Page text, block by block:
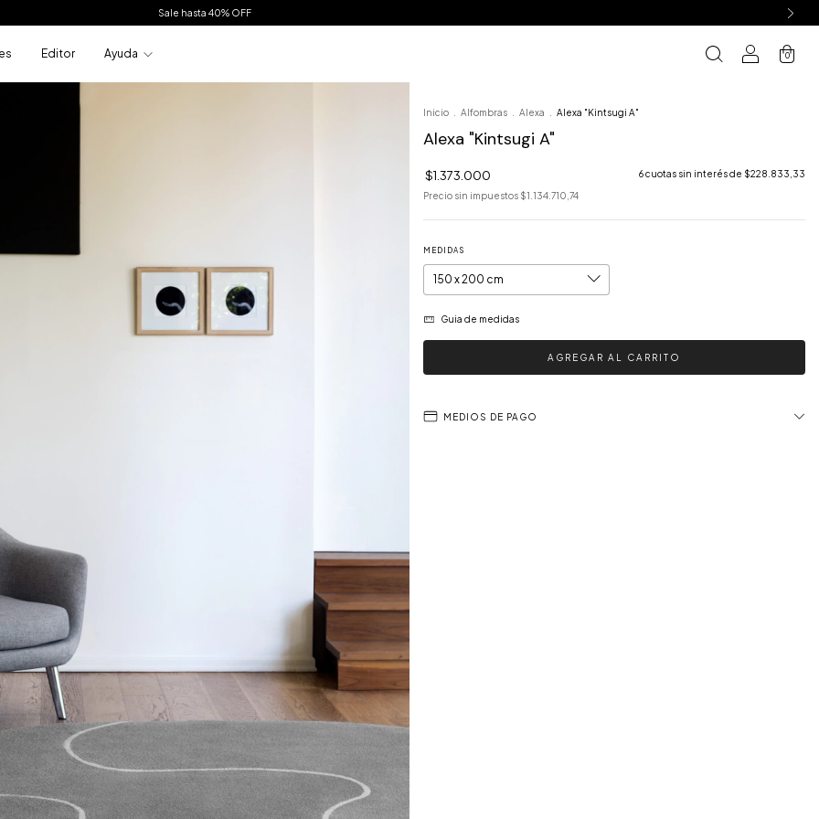
Sale hasta 40% OFF
Editor Ayuda 0
Inicio Alfombras Alexa Alexa "Kintsugi A"
Alexa "Kintsugi A"
$1.373.000 6cuotas sin interés de $228.833,33
Precio sin impuestos $1.134.710,74
MEDIDAS
Guia de medidas
MEDIOS DE PAGO